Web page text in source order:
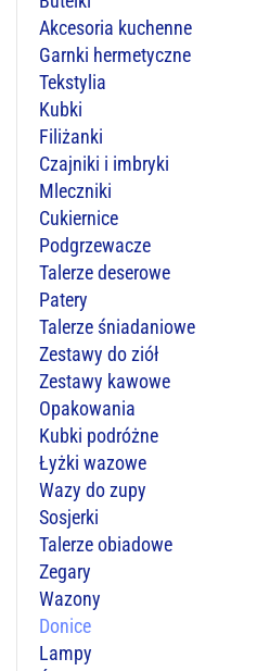
Akcesoria kuchenne
Garnki hermetyczne
Tekstylia
Kubki
Filiżanki
Czajniki i imbryki
Mleczniki
Cukiernice
Podgrzewacze
Talerze deserowe
Patery
Talerze śniadaniowe
Zestawy do ziół
Zestawy kawowe
Opakowania
Kubki podróżne
Łyżki wazowe
Wazy do zupy
Sosjerki
Talerze obiadowe
Zegary
Wazony
Donice
Lampy